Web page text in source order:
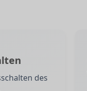
des